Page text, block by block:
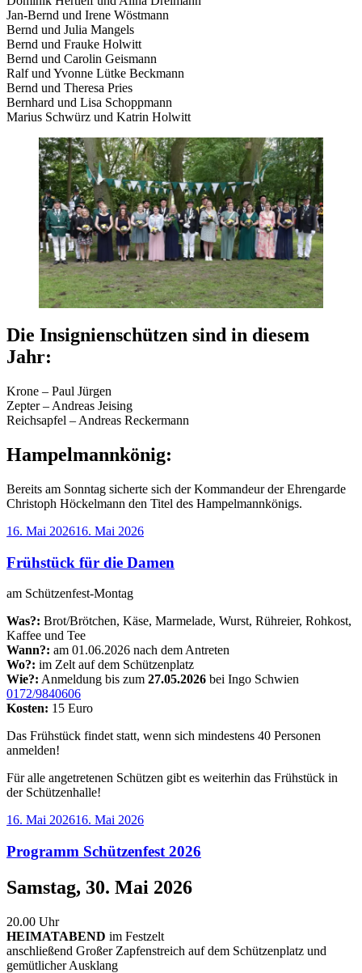
Jan-Bernd und Irene Wöstmann
Bernd und Julia Mangels
Bernd und Frauke Holwitt
Bernd und Carolin Geismann
Ralf und Yvonne Lütke Beckmann
Bernd und Theresa Pries
Bernhard und Lisa Schoppmann
Marius Schwürz und Katrin Holwitt
Die Insignienschützen sind in diesem
Jahr:
Krone – Paul Jürgen
Zepter – Andreas Jeising
Reichsapfel – Andreas Reckermann
Hampelmannkönig:
Bereits am Sonntag sicherte sich der Kommandeur der Ehrengarde
Christoph Höckelmann den Titel des Hampelmannkönigs.
Veröffentlicht
16. Mai 202616. Mai 2026
Frühstück für die Damen
am Schützenfest-Montag
Was?: Brot/Brötchen, Käse, Marmelade, Wurst, Rühreier, Rohkost,
Kaffee und Tee
Wann?: am 01.06.2026 nach dem Antreten
Wo?: im Zelt auf dem Schützenplatz
Wie?: Anmeldung bis zum 27.05.2026 bei Ingo Schwien
0172/9840606
Kosten: 15 Euro
Das Frühstück findet statt, wenn sich mindestens 40 Personen
anmelden!
Für alle angetretenen Schützen gibt es weiterhin das Frühstück in
der Schützenhalle!
Veröffentlicht
16. Mai 202616. Mai 2026
Programm Schützenfest 2026
Samstag, 30. Mai 2026
20.00 Uhr
HEIMATABEND im Festzelt
anschließend Großer Zapfenstreich auf dem Schützenplatz und
gemütlicher Ausklang